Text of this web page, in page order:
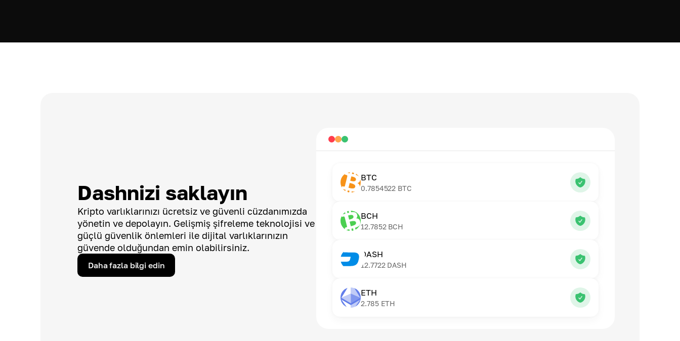
Dashnizi saklayın
Kripto varlıklarınızı ücretsiz ve güvenli cüzdanımızda
yönetin ve depolayın. Gelişmiş şifreleme teknolojisi ve
güçlü güvenlik önlemleri ile dijital varlıklarınızın
güvende olduğundan emin olabilirsiniz.
Daha fazla bilgi edin
BTC
0.7854522 BTC
BCH
12.7852 BCH
DASH
12.7722 DASH
ETH
2.785 ETH